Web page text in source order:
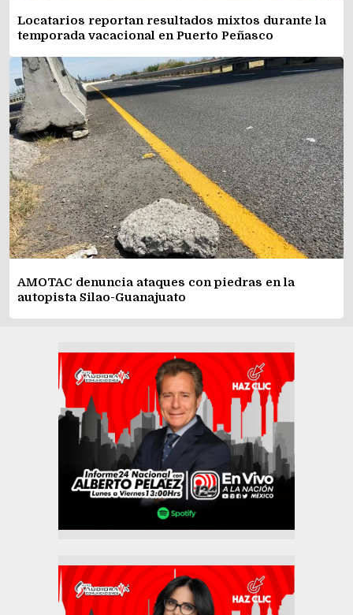
Locatarios reportan resultados mixtos durante la
temporada vacacional en Puerto Peñasco
AMOTAC denuncia ataques con piedras en la
autopista Silao-Guanajuato